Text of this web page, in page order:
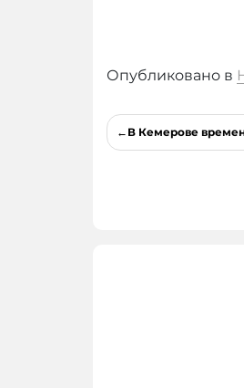
Опубликовано в
Навигация
по
В Кемерове